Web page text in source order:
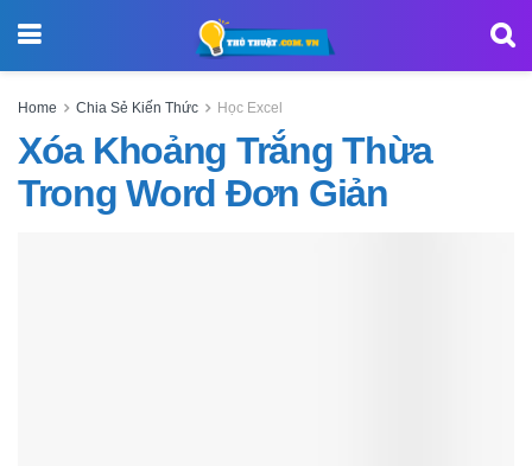
Home Chia Sẻ Kiến Thức Học Excel
Xóa Khoảng Trắng Thừa
Trong Word Đơn Giản